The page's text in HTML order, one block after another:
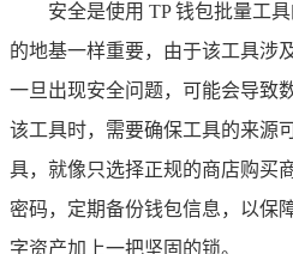
安全是使用 TP 钱包批量工
的地基一样重要，由于该工具涉
一旦出现安全问题，可能会导致
该工具时，需要确保工具的来源
具，就像只选择正规的商店购买
密码，定期备份钱包信息，以保
字资产加上一把坚固的锁。